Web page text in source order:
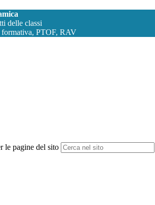
delle classi
PTOF, RAV
le pagine del sito